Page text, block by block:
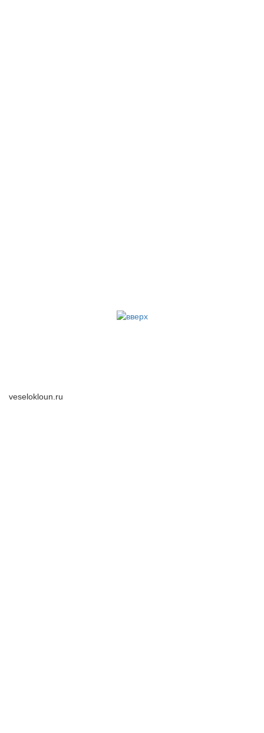
veselokloun.ru